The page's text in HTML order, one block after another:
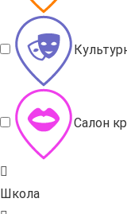
Салон
Школа